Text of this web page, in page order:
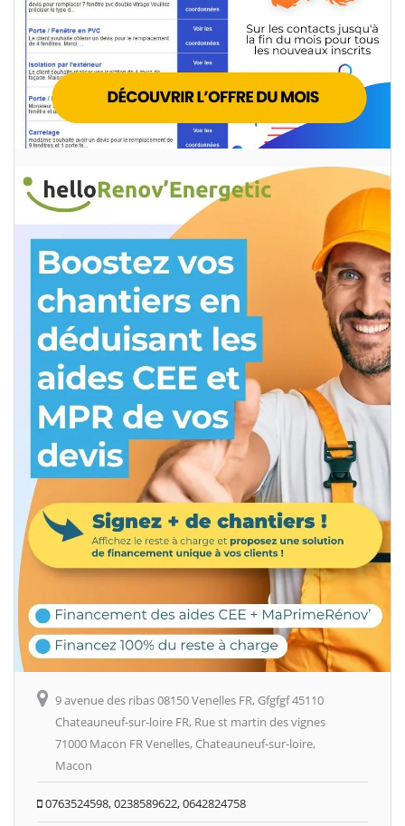
9 avenue des ribas 08150 Venelles FR, Gfgfgf 45110
Chateauneuf-sur-loire FR, Rue st martin des vignes
71000 Macon FR Venelles, Chateauneuf-sur-loire,
Macon
0763524598, 0238589622, 0642824758